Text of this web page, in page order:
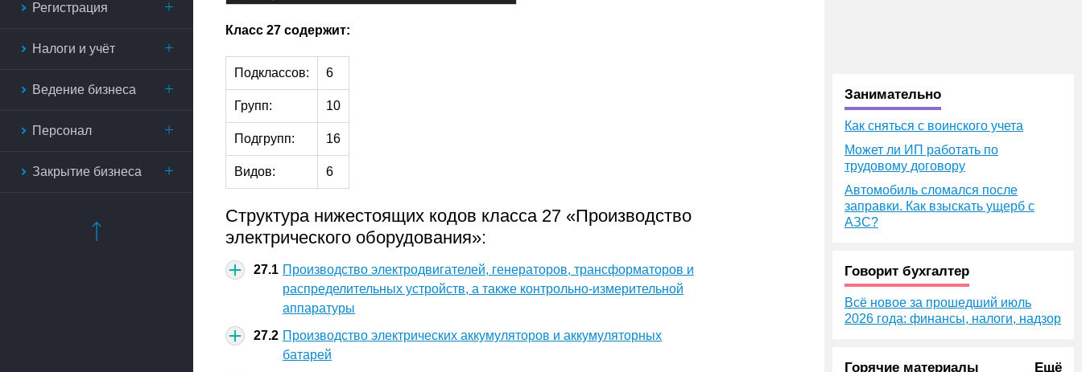
Регистрация
Налоги и учёт
Ведение бизнеса
Персонал
Закрытие бизнеса
Класс 27 содержит:
Подклассов: 6
Групп: 10
Подгрупп: 16
Видов: 6
Структура нижестоящих кодов класса 27 «Производство
электрического оборудования»:
27.1 Производство электродвигателей, генераторов, трансформаторов и
распределительных устройств, а также контрольно-измерительной
аппаратуры
27.2 Производство электрических аккумуляторов и аккумуляторных
батарей
Занимательно
Как сняться с воинского учета
Может ли ИП работать по
трудовому договору
Автомобиль сломался после
заправки. Как взыскать ущерб с
АЗС?
Говорит бухгалтер
Всё новое за прошедший июль
2026 года: финансы, налоги, надзор
Горячие материалы Ещё